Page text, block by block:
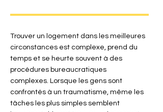
Trouver un logement dans les meilleures
circonstances est complexe, prend du
temps et se heurte souvent à des
procédures bureaucratiques
complexes. Lorsque les gens sont
confrontés à un traumatisme, même les
tâches les plus simples semblent